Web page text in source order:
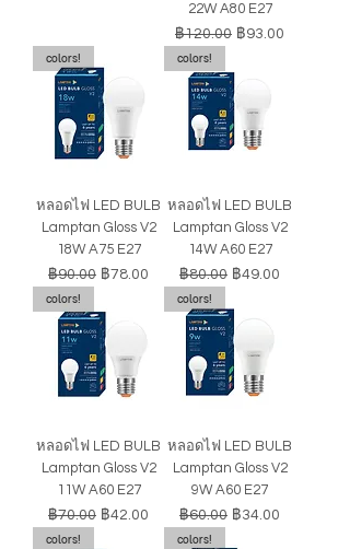
22W A80 E27
ราคาปกติ
฿120.00 ราคาขายลด
฿93.00
colors!
หลอดไฟ LED BULB
Lamptan Gloss V2
18W A75 E27
ราคาปกติ
฿90.00 ราคาขายลด
฿78.00
colors!
หลอดไฟ LED BULB
Lamptan Gloss V2
14W A60 E27
ราคาปกติ
฿80.00 ราคาขายลด
฿49.00
colors!
หลอดไฟ LED BULB
Lamptan Gloss V2
11W A60 E27
ราคาปกติ
฿70.00 ราคาขายลด
฿42.00
colors!
หลอดไฟ LED BULB
Lamptan Gloss V2
9W A60 E27
ราคาปกติ
฿60.00 ราคาขายลด
฿34.00
colors!
colors!